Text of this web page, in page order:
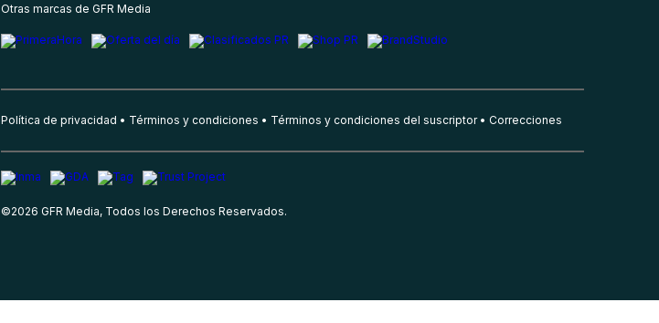
Otras marcas de GFR Media
Política de privacidad Términos y condiciones Términos y condiciones del suscriptor Correcciones
©2026 GFR Media, Todos los Derechos Reservados.